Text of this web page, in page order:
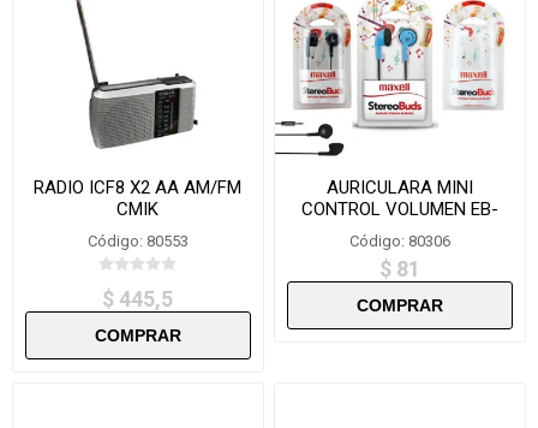
RADIO ICF8 X2 AA AM/FM
CMIK
Código: 80553
$ 445,5
AURICULARA MINI
CONTROL VOLUMEN EB-
MIC MAXELL EARBUDS
Código: 80306
$ 81